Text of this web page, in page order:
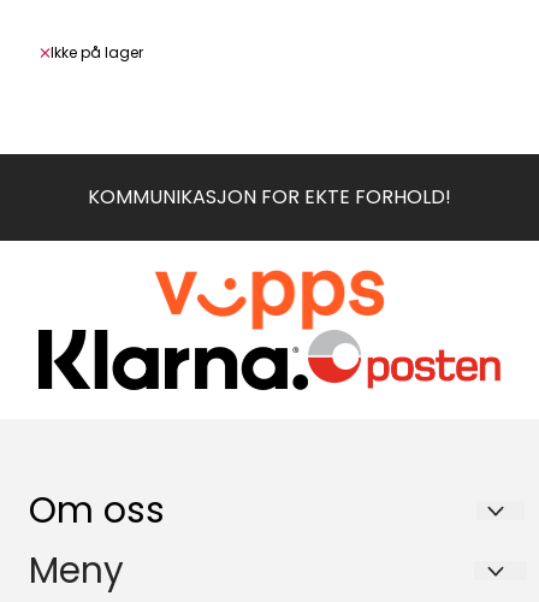
Ikke på lager
KOMMUNIKASJON FOR EKTE FORHOLD!
Om oss
Brecom AS
Meny